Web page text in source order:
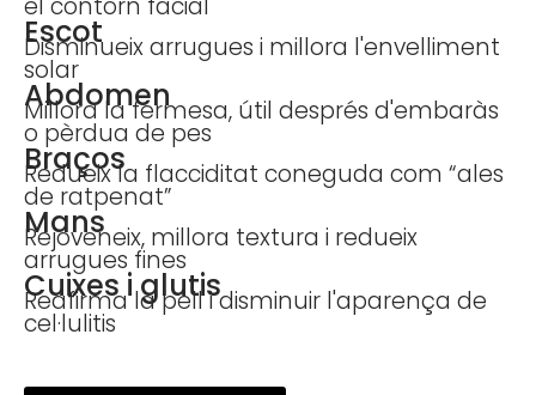
Escot
Disminueix arrugues i millora l'envelliment
solar
Abdomen
Millora la fermesa, útil després d'embaràs
o pèrdua de pes
Braços
Redueix la flacciditat coneguda com “ales
de ratpenat”
Mans
Rejoveneix, millora textura i redueix
arrugues fines
Cuixes i glutis
Reafirma la pell i disminuir l'aparença de
cel·lulitis